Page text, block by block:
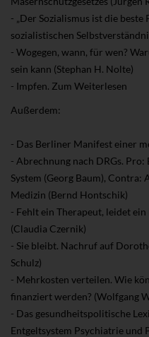
- „Der Sozialismus ist die beste
sozialistischen
- Wogegen, wann, für wen?
sein kann (Stephan H. Nolte)
- Impfen. Zum Weiterlesen
Außerdem:
- Das Berliner Manifest einer
- Abrechnung nach DRGs.
System (Georg Baum),
Medizin (Bernd Hontschik)
- Fehlt ein Therapeut, leidet
(Claudia Czernik)
- Sie bleibt. Nachruf auf
Schulz)
- Mehrkosten verteilen. Wie
finanziert werden? (Wolfgang
- Das gesundheitspolitische
Entgeltsystem Psychiatrie und